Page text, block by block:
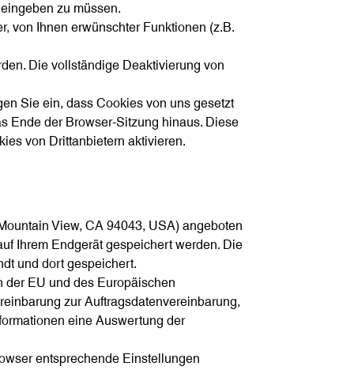
zu müssen.
von Ihnen erwünschter Funktionen (z.B.
Die vollständige Deaktivierung von
Sie ein, dass Cookies von uns gesetzt
Ende der Browser-Sitzung hinaus. Diese
von Drittanbietern aktivieren.
View, CA 94043, USA) angeboten
Ihrem Endgerät gespeichert werden. Die
und dort gespeichert.
der EU und des Europäischen
zur Auftragsdatenvereinbarung,
eine Auswertung der
entsprechende Einstellungen